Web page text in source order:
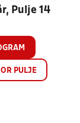
Pulje 14
PULJE